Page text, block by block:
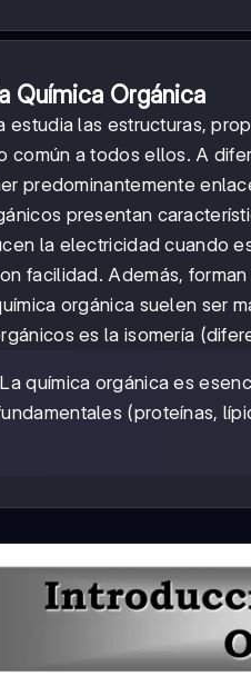
Química Orgánica
estudia las estructuras,
común a todos ellos. A
predominantemente
presentan
la electricidad cuando
facilidad. Además,
orgánica suelen ser
es la isomería
La química orgánica es
(proteínas,